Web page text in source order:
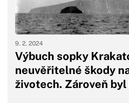
Výbuch sopky
neuvěřitelné škody
životech. Zároveň
9. 2. 2024